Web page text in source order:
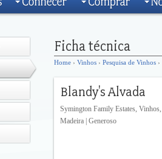
Home › Vinhos › Pesquisa de Vinhos
Symington Family Estates,
Madeira | Generoso